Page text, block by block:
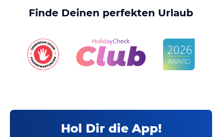
Finde Deinen perfekten Urlaub
Hol Dir die App!